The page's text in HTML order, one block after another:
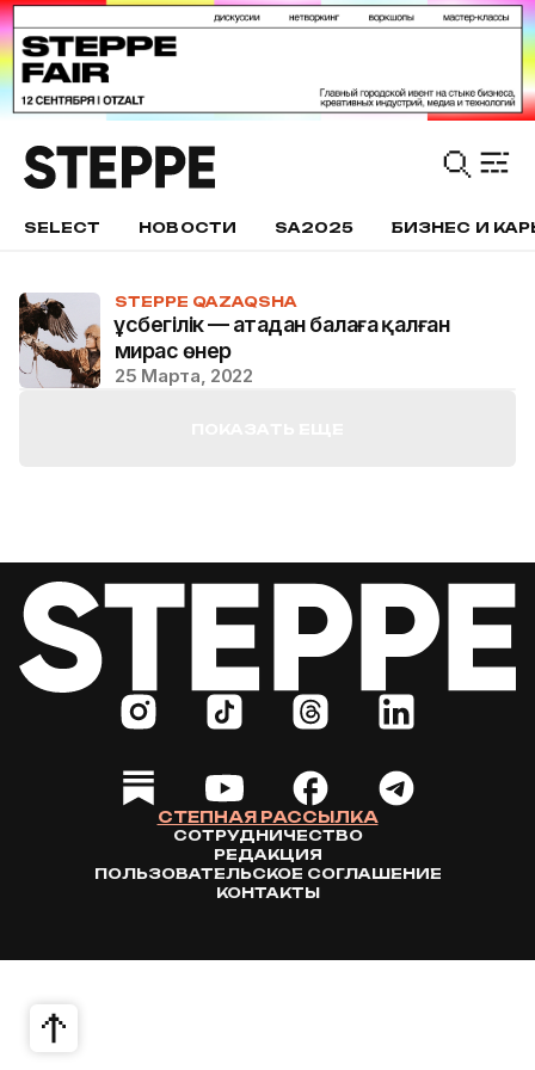
SELECT НОВОСТИ SA2025 БИЗНЕС И
STEPPE QAZAQSHA
Құсбегілік — атадан балаға қалған
мирас өнер
25 Марта, 2022
СТЕПНАЯ РАССЫЛКА
СОТРУДНИЧЕСТВО
РЕДАКЦИЯ
ПОЛЬЗОВАТЕЛЬСКОЕ СОГЛАШЕНИЕ
КОНТАКТЫ